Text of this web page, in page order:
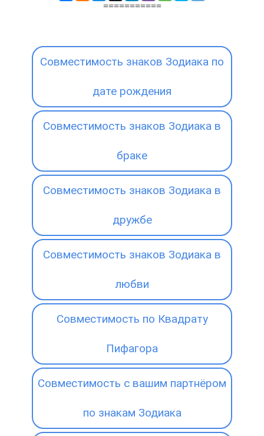
===========
Совместимость знаков Зодиака по
дате рождения
Совместимость знаков Зодиака в
браке
Совместимость знаков Зодиака в
дружбе
Совместимость знаков Зодиака в
любви
Совместимость по Квадрату
Пифагора
Совместимость с вашим партнёром
по знакам Зодиака